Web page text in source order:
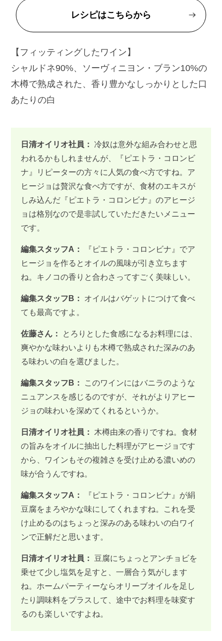
レシピはこちらから
【フィッティングしたワイン】
シャルドネ90%、ソーヴィニヨン・ブラン10%の
木樽で熟成された、香り豊かなしっかりとした口
あたりの白
日清オイリオ社員： 冷奴は意外な組み合わせと思
われるかもしれませんが、『ピエトラ・コロンビ
ナ』リピーターの方々に人気の食べ方ですね。ア
ヒージョは贅沢な食べ方ですが、食材のエキスが
しみ込んだ『ピエトラ・コロンビナ』のアヒージ
ョは格別なので是非試していただきたいメニュー
です。
編集スタッフA：
『ピエトラ・コロンビナ』でア
ヒージョを作るとオイルの風味が引き立ちます
ね。キノコの香りと合わさってすごく美味しい。
編集スタッフB： オイルはバゲットにつけて食べ
ても最高ですよ。
佐藤さん：
とろりとした食感になるお料理には、
爽やかな味わいよりも木樽で熟成された深みのあ
る味わいの白を選びました。
編集スタッフB：
このワインにはバニラのような
ニュアンスを感じるのですが、それがよりアヒー
ジョの味わいを深めてくれるというか。
日清オイリオ社員： 木樽由来の香りですね。食材
の旨みをオイルに抽出した料理がアヒージョです
から、ワインもその複雑さを受け止める濃いめの
味が合うんですね。
編集スタッフA：
『ピエトラ・コロンビナ』が絹
豆腐をまろやかな味にしてくれますね。これを受
け止めるのはちょっと深みのある味わいの白ワイ
ンで正解だと思います。
日清オイリオ社員： 豆腐にちょっとアンチョビを
乗せて少し塩気を足すと、一層合う気がします
ね。ホームパーティーならオリーブオイルを足し
たり調味料をプラスして、途中でお料理を味変す
るのも楽しいですよね。